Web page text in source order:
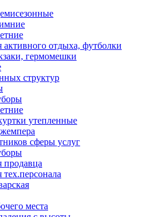
активного отдыха, футболки
гермомешки
структур
утепленные
сферы услуг
продавца
места